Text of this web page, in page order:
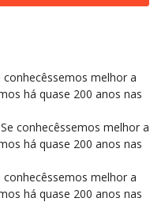
conhecêssemos melhor a
há quase 200 anos nas
Se conhecêssemos melhor a
há quase 200 anos nas
conhecêssemos melhor a
há quase 200 anos nas